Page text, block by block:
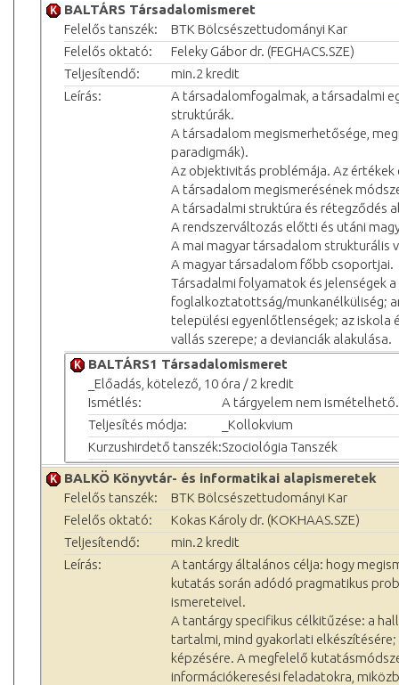
BALTÁRS Társadalomismeret
Felelős tanszék:
BTK Bölcsészettudományi Kar
Felelős oktató:
Feleky Gábor dr. (FEGHACS.SZE)
Teljesítendő:
min.2 kredit
Leírás:
A társadalomfogalmak, a társadalmi
struktúrák.
A társadalom megismerhetősége,
paradigmák).
Az objektivitás problémája. Az értékek
A társadalom megismerésének
A társadalmi struktúra és rétegződés
A rendszerváltozás előtti és utáni
A mai magyar társadalom strukturális
A magyar társadalom főbb csoportjai.
Társadalmi folyamatok és jelenségek
foglalkoztatottság/munkanélküliség;
települési egyenlőtlenségek; az iskola
vallás szerepe; a devianciák alakulása.
BALTÁRS1 Társadalomismeret
_Előadás, kötelező, 10 óra / 2 kredit
Ismétlés:
A tárgyelem nem ismételhető.
Teljesítés módja:
_Kollokvium
Kurzushirdető tanszék:Szociológia Tanszék
BALKÖ Könyvtár- és informatikai alapismeretek
Felelős tanszék:
BTK Bölcsészettudományi Kar
Felelős oktató:
Kokas Károly dr. (KOKHAAS.SZE)
Teljesítendő:
min.2 kredit
Leírás:
A tantárgy általános célja: hogy
kutatás során adódó pragmatikus
ismereteivel.
A tantárgy specifikus célkitűzése: a
tartalmi, mind gyakorlati
képzésére. A megfelelő
információkeresési feladatokra,